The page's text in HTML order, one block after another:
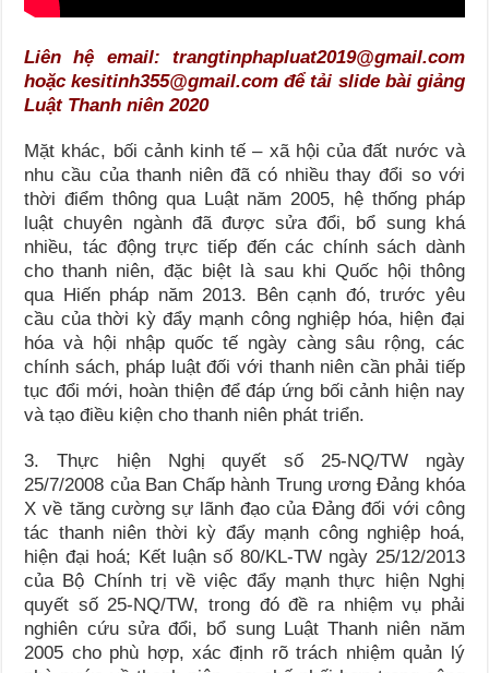
Liên hệ email: trangtinphapluat2019@gmail.com
hoặc kesitinh355@gmail.com để tải slide bài giảng
Luật Thanh niên 2020
Mặt khác, bối cảnh kinh tế – xã hội của đất nước và
nhu cầu của thanh niên đã có nhiều thay đổi so với
thời điểm thông qua Luật năm 2005, hệ thống pháp
luật chuyên ngành đã được sửa đổi, bổ sung khá
nhiều, tác động trực tiếp đến các chính sách dành
cho thanh niên, đặc biệt là sau khi Quốc hội thông
qua Hiến pháp năm 2013. Bên cạnh đó, trước yêu
cầu của thời kỳ đẩy mạnh công nghiệp hóa, hiện đại
hóa và hội nhập quốc tế ngày càng sâu rộng, các
chính sách, pháp luật đối với thanh niên cần phải tiếp
tục đổi mới, hoàn thiện để đáp ứng bối cảnh hiện nay
và tạo điều kiện cho thanh niên phát triển.
3. Thực hiện Nghị quyết số 25-NQ/TW ngày
25/7/2008 của Ban Chấp hành Trung ương Đảng khóa
X về tăng cường sự lãnh đạo của Đảng đối với công
tác thanh niên thời kỳ đẩy mạnh công nghiệp hoá,
hiện đại hoá; Kết luận số 80/KL-TW ngày 25/12/2013
của Bộ Chính trị về việc đẩy mạnh thực hiện Nghị
quyết số 25-NQ/TW, trong đó đề ra nhiệm vụ phải
nghiên cứu sửa đổi, bổ sung Luật Thanh niên năm
2005 cho phù hợp, xác định rõ trách nhiệm quản lý